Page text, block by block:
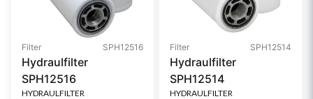
Filter SPH12516
Hydraulfilter
SPH12516
HYDRAULFILTER
Filter SPH12514
Hydraulfilter
SPH12514
HYDRAULFILTER